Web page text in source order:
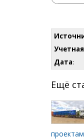
Дата:
Ещё